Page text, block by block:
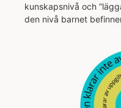
kunskapsnivå och
den nivå barnet